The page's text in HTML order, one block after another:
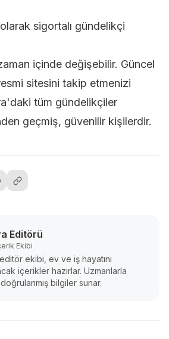
sigortalı gündelikçi
içinde değişebilir. Güncel
sitesini takip etmenizi
tüm gündelikçiler
geçmiş, güvenilir kişilerdir.
Editörü
Ekibi
ekibi, ev ve iş hayatını
içerikler hazırlar. Uzmanlarla
bilgiler sunar.